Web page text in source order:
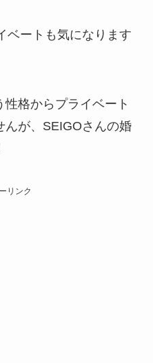
ベートも気になります
格からプライベート
んが、SEIGOさんの婚
リンク